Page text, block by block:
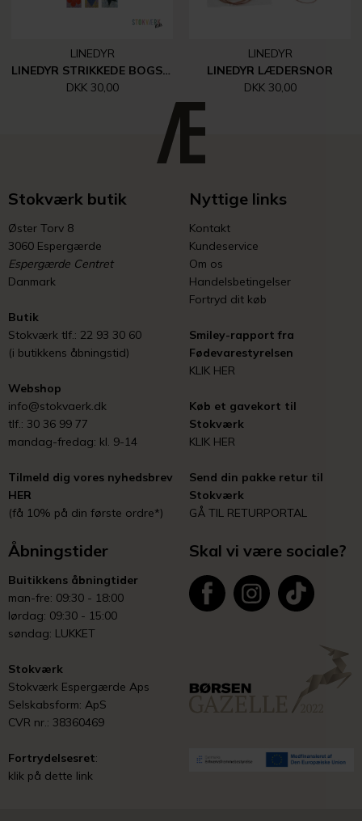
LINEDYR
LINEDYR STRIKKEDE BOGSTAVER, TAL MM.
DKK 30,00
LINEDYR
LINEDYR LÆDERSNOR
DKK 30,00
Stokværk butik
Øster Torv 8
3060 Espergærde
Espergærde Centret
Danmark
Butik
Stokværk tlf.: 22 93 30 60
(i butikkens åbningstid)
Webshop
info@stokvaerk.dk
tlf.: 30 36 99 77
mandag-fredag: kl. 9-14
Tilmeld dig vores nyhedsbrev
HER
(få 10% på din første ordre*)
Nyttige links
Kontakt
Kundeservice
Om os
Handelsbetingelser
Fortryd dit køb
Smiley-rapport fra
Fødevarestyrelsen
KLIK HER
Køb et gavekort til
Stokværk
KLIK HER
Send din pakke retur til
Stokværk
GÅ TIL RETURPORTAL
Åbningstider
Buitikkens åbningtider
man-fre: 09:30 - 18:00
lørdag: 09:30 - 15:00
søndag: LUKKET
Stokværk
Stokværk Espergærde Aps
Selskabsform: ApS
CVR nr.: 38360469
Fortrydelsesret:
klik på dette link
Skal vi være sociale?